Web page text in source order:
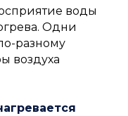
воды
Одни
разному
воздуха